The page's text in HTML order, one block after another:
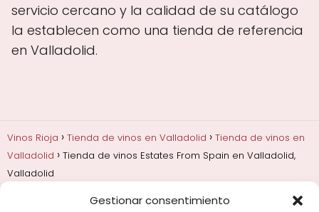
Gestionar consentimiento
servicio cercano y la calidad de su catálogo
la establecen como una tienda de referencia
en Valladolid.
Vinos Rioja Tienda de vinos en Valladolid
Tienda de vinos en
Valladolid
Tienda de vinos Estates From Spain en Valladolid,
Valladolid
Añadas, crianza y guarda Bodegas y marcas de